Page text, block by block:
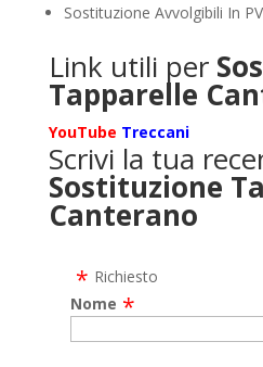
Sostituzione Avvolgibili In
Link utili per
Tapparelle
YouTube Treccani
Scrivi la tua
Sostituzione
Canterano
Richiesto
Nome